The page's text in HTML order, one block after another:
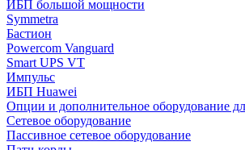
ИБП большой мощности
Symmetra
Бастион
Powercom Vanguard
Smart UPS VT
Импульс
ИБП Huawei
Опции и дополнительное оборудование
Сетевое оборудование
Пассивное сетевое оборудование